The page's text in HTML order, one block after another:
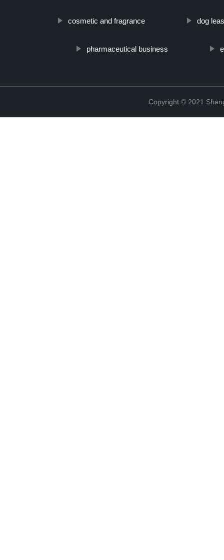
cosmetic and fragrance dog
pharmaceutical business
Copyright © 2021